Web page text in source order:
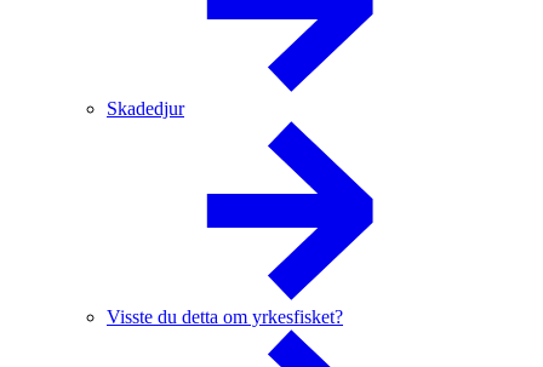
Skadedjur
Visste du detta om yrkesfisket?